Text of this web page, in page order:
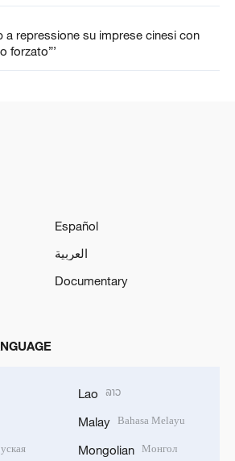
a repressione su imprese cinesi con
forzato”’
Español
العربية
Documentary
Lao ລາວ
Malay Bahasa Melayu
Mongolian Монгол